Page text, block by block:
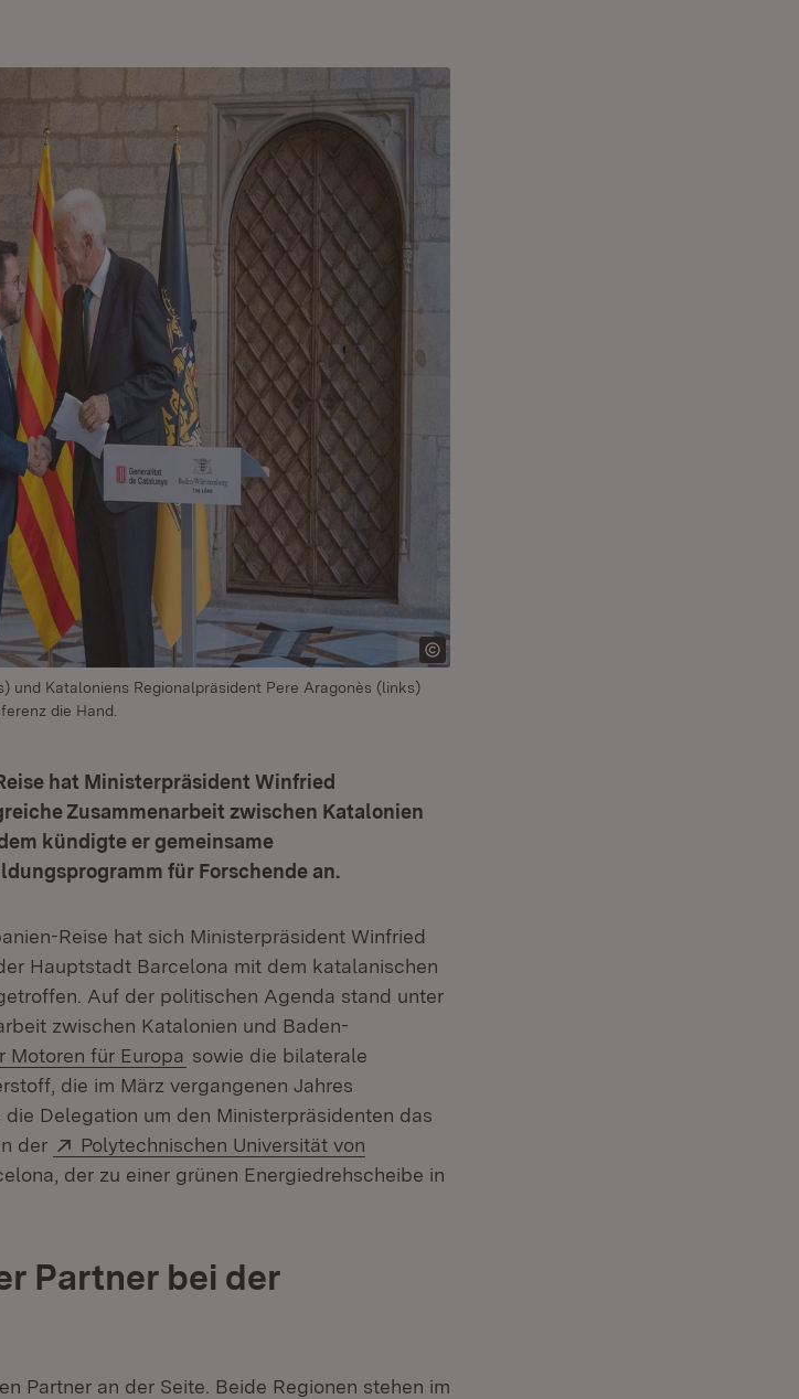
und Kataloniens Regionalpräsident Pere Aragonès (links)
die Hand.
hat Ministerpräsident Winfried
Zusammenarbeit zwischen Katalonien
kündigte er gemeinsame
für Forschende an.
Reise hat sich Ministerpräsident Winfried
Hauptstadt Barcelona mit dem katalanischen
Auf der politischen Agenda stand unter
zwischen Katalonien und Baden-
Motoren für Europa (Öffnet in neuem Fenster)
sowie die bilaterale
die im März vergangenen Jahres
Delegation um den Ministerpräsidenten das
der
Extern:
Polytechnischen Universität von
der zu einer grünen Energiedrehscheibe in
Partner bei der
Partner an der Seite. Beide Regionen stehen im